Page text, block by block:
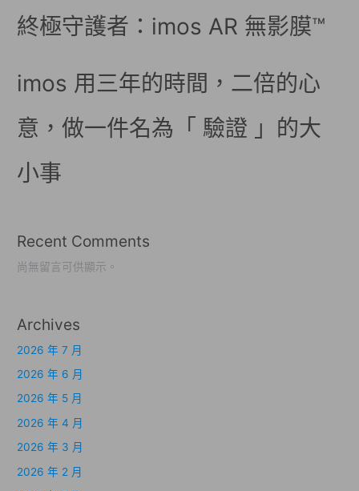
終極守護者：imos AR 無影膜™
imos 用三年的時間，二倍的心
意，做一件名為「 驗證 」的大
小事
Recent Comments
尚無留言可供顯示。
Archives
2026 年 7 月
2026 年 6 月
2026 年 5 月
2026 年 4 月
2026 年 3 月
2026 年 2 月